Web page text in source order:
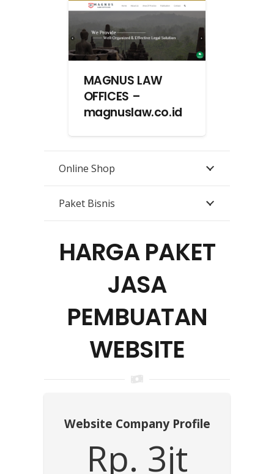
MAGNUS LAW
OFFICES –
magnuslaw.co.id
Online Shop
Paket Bisnis
HARGA PAKET
JASA
PEMBUATAN
WEBSITE
Website Company Profile
Rp. 3jt